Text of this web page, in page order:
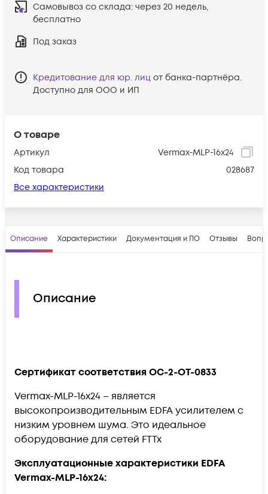
О товаре
Артикул
Vermax-MLP-16x24
Код товара
028687
Все характеристики
Самовывоз со склада: через 20 недель,
бесплатно
Под заказ
Кредитование для юр. лиц от банка-партнёра.
Доступно для ООО и ИП
Описание Характеристики Документация и ПО Отзывы
Описание
Сертификат соответствия OC-2-OT-0833
Vermax-MLP-16x24 – является
высокопроизводительным EDFA усилителем с
низким уровнем шума. Это идеальное
оборудование для сетей FTTx
Эксплуатационные характеристики EDFA
Vermax-MLP-16x24: